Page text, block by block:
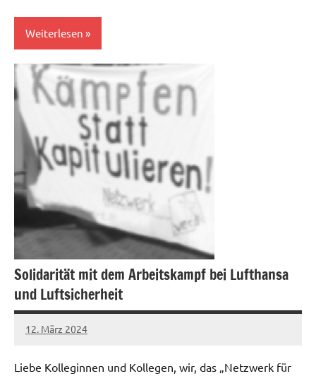
Weiterlesen
Allgemein
Solidarität mit dem Arbeitskampf bei Lufthansa
und Luftsicherheit
12. März 2024
alexander
Liebe Kolleginnen und Kollegen, wir, das „Netzwerk für